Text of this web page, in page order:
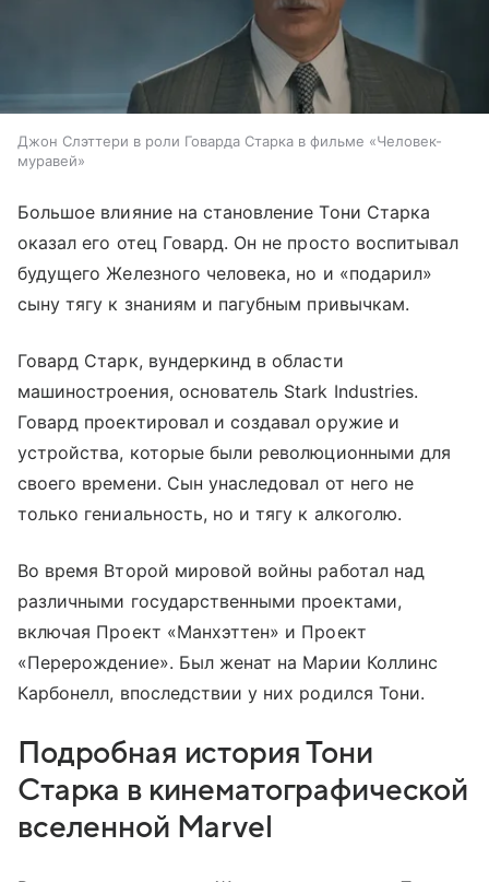
Джон Слэттери в роли Говарда Старка в фильме «Человек-
муравей»
Большое влияние на становление Тони Старка
оказал его отец Говард. Он не просто воспитывал
будущего Железного человека, но и «подарил»
сыну тягу к знаниям и пагубным привычкам.
Говард Старк, вундеркинд в области
машиностроения, основатель Stark Industries.
Говард проектировал и создавал оружие и
устройства, которые были революционными для
своего времени. Сын унаследовал от него не
только гениальность, но и тягу к алкоголю.
Во время Второй мировой войны работал над
различными государственными проектами,
включая Проект «Манхэттен» и Проект
«Перерождение». Был женат на Марии Коллинс
Карбонелл, впоследствии у них родился Тони.
Подробная история Тони
Старка в кинематографической
вселенной Marvel